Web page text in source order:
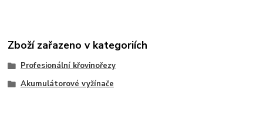
Zboží zařazeno v kategoriích
Profesionální křovinořezy
Akumulátorové vyžínače